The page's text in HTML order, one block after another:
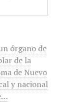
órgano de
de la
de Nuevo
y nacional